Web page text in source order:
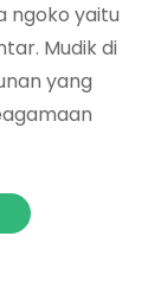
ngoko yaitu
Mudik di
yang